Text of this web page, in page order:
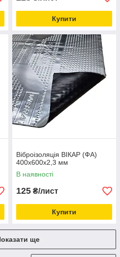
Купити
Віброізоляція ВІКАР (ФА)
400x600х2,3 мм
В наявності
125 ₴/лист
Купити
ще